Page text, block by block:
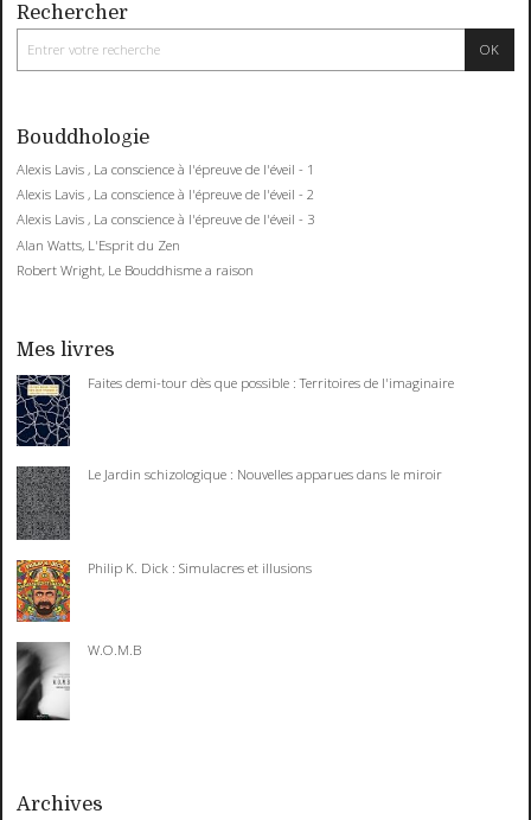
Rechercher
Bouddhologie
Alexis Lavis , La conscience à l'épreuve de l'éveil - 1
Alexis Lavis , La conscience à l'épreuve de l'éveil - 2
Alexis Lavis , La conscience à l'épreuve de l'éveil - 3
Alan Watts, L'Esprit du Zen
Robert Wright, Le Bouddhisme a raison
Mes livres
Faites demi-tour dès que possible : Territoires de l'imaginaire
Le Jardin schizologique : Nouvelles apparues dans le miroir
Philip K. Dick : Simulacres et illusions
W.O.M.B
Archives